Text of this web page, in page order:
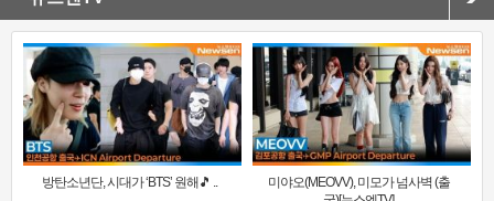
방탄소년단, 시대가 ‘BTS’ 원해🎵 ..
미야오(MEOVV), 미모가 넘사벽 (출